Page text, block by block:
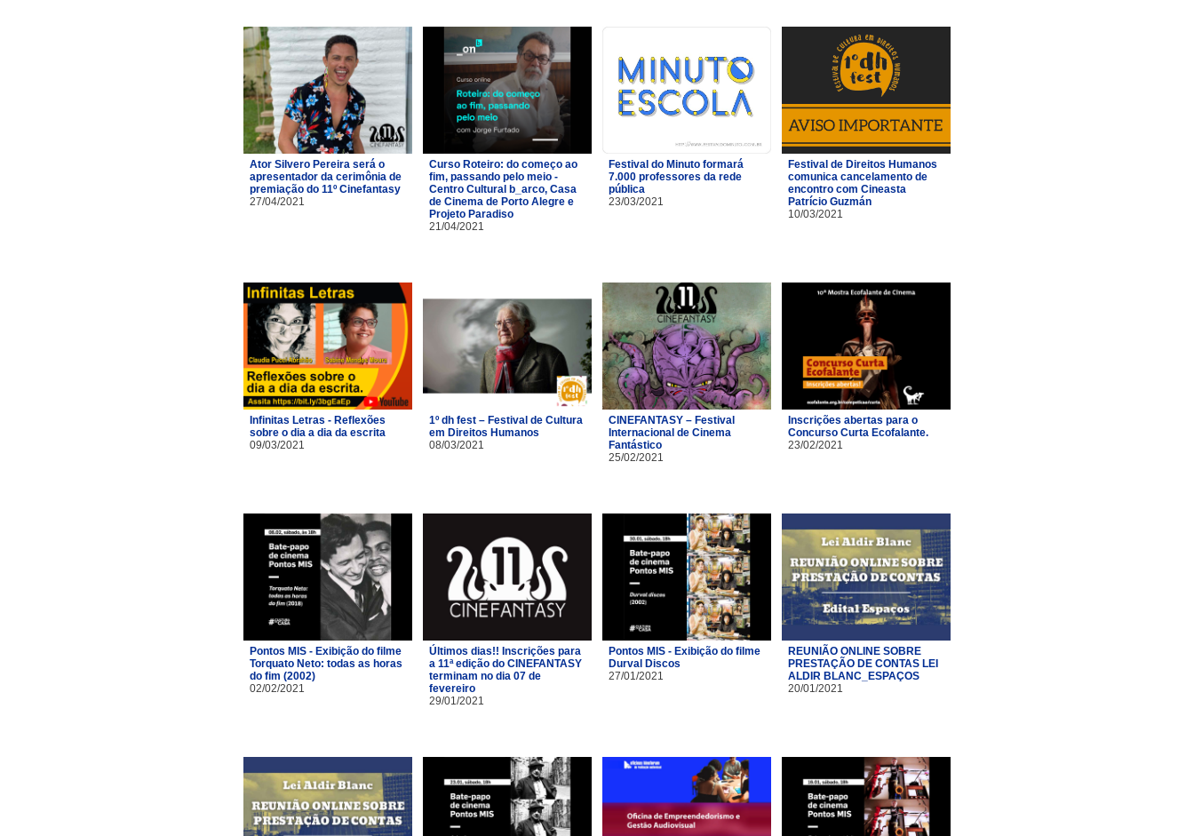
Ator Silvero Pereira será o
apresentador da cerimônia de
premiação do 11º Cinefantasy
27/04/2021
Curso Roteiro: do começo ao
fim, passando pelo meio -
Centro Cultural b_arco, Casa
de Cinema de Porto Alegre e
Projeto Paradiso
21/04/2021
Festival do Minuto formará
7.000 professores da rede
pública
23/03/2021
Festival de Direitos Humanos
comunica cancelamento de
encontro com Cineasta
Patrício Guzmán
10/03/2021
Infinitas Letras - Reflexões
sobre o dia a dia da escrita
09/03/2021
1º dh fest – Festival de Cultura
em Direitos Humanos
08/03/2021
CINEFANTASY – Festival
Internacional de Cinema
Fantástico
25/02/2021
Inscrições abertas para o
Concurso Curta Ecofalante.
23/02/2021
Pontos MIS - Exibição do filme
Torquato Neto: todas as horas
do fim (2002)
02/02/2021
Últimos dias!! Inscrições para
a 11ª edição do CINEFANTASY
terminam no dia 07 de
fevereiro
29/01/2021
Pontos MIS - Exibição do filme
Durval Discos
27/01/2021
REUNIÃO ONLINE SOBRE
PRESTAÇÃO DE CONTAS LEI
ALDIR BLANC_ESPAÇOS
20/01/2021